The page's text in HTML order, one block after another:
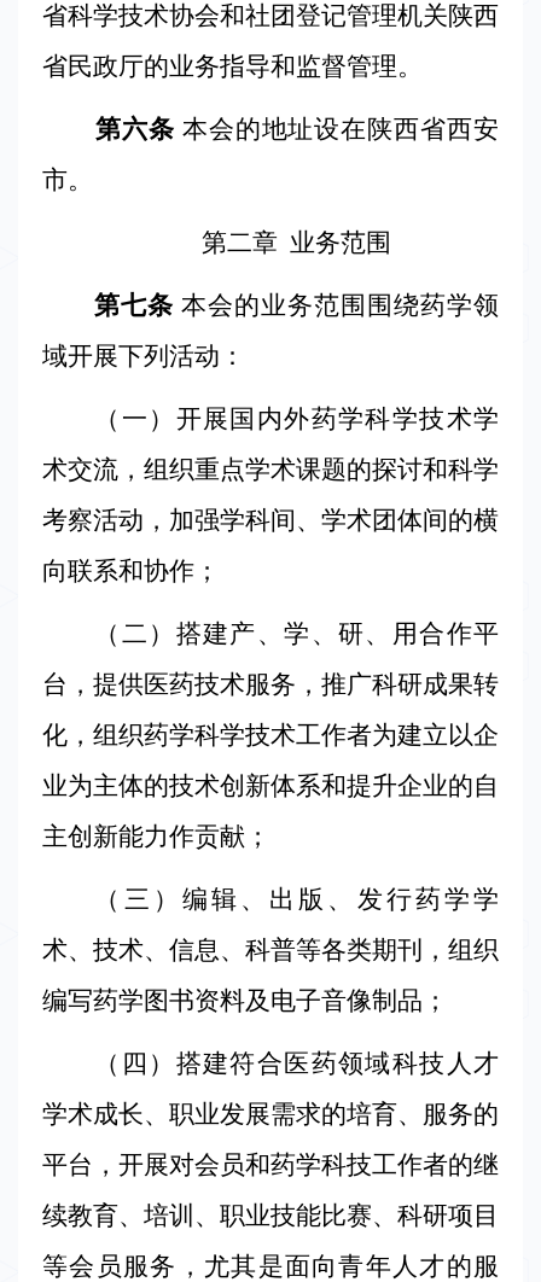
sxsyxh@126.com
省科学技术协会和社团登记管理机关陕西
省民政厅的业务指导和监督管理。
第六条 本会的地址设在陕西省西安
市。
第二章 业务范围
第七条 本会的业务范围围绕药学领
域开展下列活动：
（一）开展国内外药学科学技术学
术交流，组织重点学术课题的探讨和科学
考察活动，加强学科间、学术团体间的横
向联系和协作；
（二）搭建产、学、研、用合作平
台，提供医药技术服务，推广科研成果转
化，组织药学科学技术工作者为建立以企
业为主体的技术创新体系和提升企业的自
主创新能力作贡献；
（三）编辑、出版、发行药学学
术、技术、信息、科普等各类期刊，组织
编写药学图书资料及电子音像制品；
（四）搭建符合医药领域科技人才
学术成长、职业发展需求的培育、服务的
平台，开展对会员和药学科技工作者的继
续教育、培训、职业技能比赛、科研项目
等会员服务，尤其是面向青年人才的服